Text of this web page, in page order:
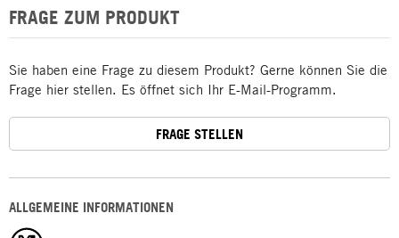
ALLGEMEINE INFORMATIONEN
FRAGE ZUM PRODUKT
Sie haben eine Frage zu diesem Produkt? Gerne können Sie die
Frage hier stellen. Es öffnet sich Ihr E-Mail-Programm.
FRAGE STELLEN